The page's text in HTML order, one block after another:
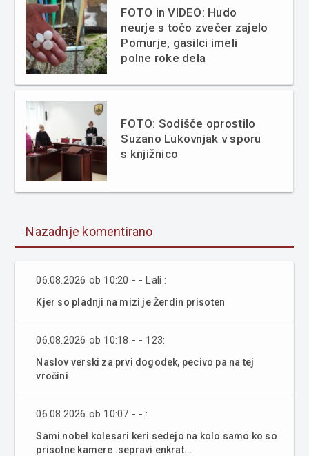
FOTO in VIDEO: Hudo
neurje s točo zvečer zajelo
Pomurje, gasilci imeli
polne roke dela
FOTO: Sodišče oprostilo
Suzano Lukovnjak v sporu
s knjižnico
Nazadnje komentirano
06.08.2026 ob 10:20 - - Lali :
Kjer so pladnji na mizi je Žerdin prisoten
06.08.2026 ob 10:18 - - 123:
Naslov verski za prvi dogodek, pecivo pa na tej
vročini
06.08.2026 ob 10:07 - - :
Sami nobel kolesari keri sedejo na kolo samo ko so
prisotne kamere .sepravi enkrat...